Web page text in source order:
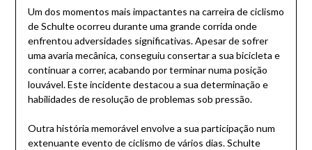
Um dos momentos mais impactantes na carreira de ciclismo
de Schulte ocorreu durante uma grande corrida onde
enfrentou adversidades significativas. Apesar de sofrer
uma avaria mecânica, conseguiu consertar a sua bicicleta e
continuar a correr, acabando por terminar numa posição
louvável. Este incidente destacou a sua determinação e
habilidades de resolução de problemas sob pressão.
Outra história memorável envolve a sua participação num
extenuante evento de ciclismo de vários dias. Schulte